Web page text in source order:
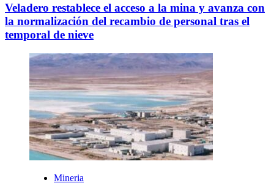
Veladero restablece el acceso a la mina y avanza con
la normalización del recambio de personal tras el
temporal de nieve
Mineria